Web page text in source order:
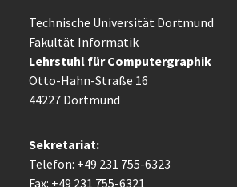
Technische Uni­ver­si­tät Dort­mund
Fakultät Informatik
Lehrstuhl für Computergraphik
Otto-Hahn-Straße 16
44227 Dort­mund
Sekretariat:
Telefon: +49 231 755-6323
Fax: +49 231 755-6321